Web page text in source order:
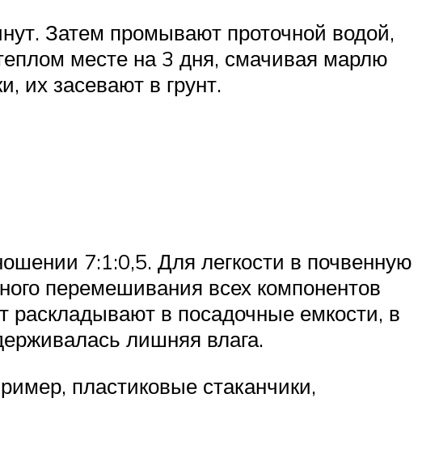
Затем промывают проточной водой,
месте на 3 дня, смачивая марлю
их засевают в грунт.
7:1:0,5. Для легкости в почвенную
перемешивания всех компонентов
раскладывают в посадочные емкости, в
лишняя влага.
пластиковые стаканчики,